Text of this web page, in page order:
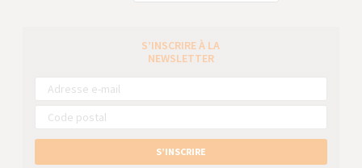
S’INSCRIRE À LA
NEWSLETTER
S’INSCRIRE